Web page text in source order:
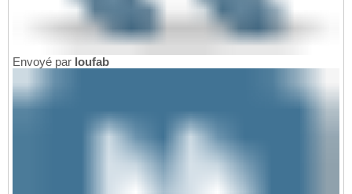
Envoyé par loufab